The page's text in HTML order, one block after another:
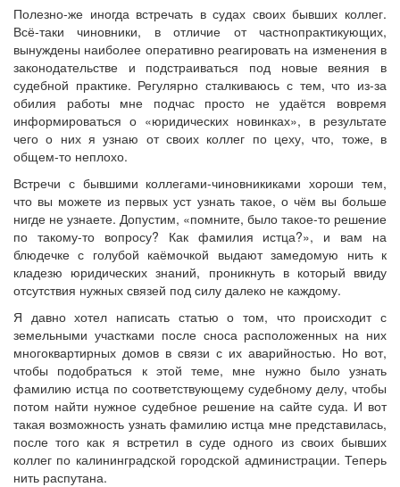
Полезно-же иногда встречать в судах своих бывших коллег.
Всё-таки чиновники, в отличие от частнопрактикующих,
вынуждены наиболее оперативно реагировать на изменения в
законодательстве и подстраиваться под новые веяния в
судебной практике. Регулярно сталкиваюсь с тем, что из-за
обилия работы мне подчас просто не удаётся вовремя
информироваться о «юридических новинках», в результате
чего о них я узнаю от своих коллег по цеху, что, тоже, в
общем-то неплохо.
Встречи с бывшими коллегами-чиновникиками хороши тем,
что вы можете из первых уст узнать такое, о чём вы больше
нигде не узнаете. Допустим, «помните, было такое-то решение
по такому-то вопросу? Как фамилия истца?», и вам на
блюдечке с голубой каёмочкой выдают замедомую нить к
кладезю юридических знаний, проникнуть в который ввиду
отсутствия нужных связей под силу далеко не каждому.
Я давно хотел написать статью о том, что происходит с
земельными участками после сноса расположенных на них
многоквартирных домов в связи с их аварийностью. Но вот,
чтобы подобраться к этой теме, мне нужно было узнать
фамилию истца по соответствующему судебному делу, чтобы
потом найти нужное судебное решение на сайте суда. И вот
такая возможность узнать фамилию истца мне представилась,
после того как я встретил в суде одного из своих бывших
коллег по калининградской городской администрации. Теперь
нить распутана.